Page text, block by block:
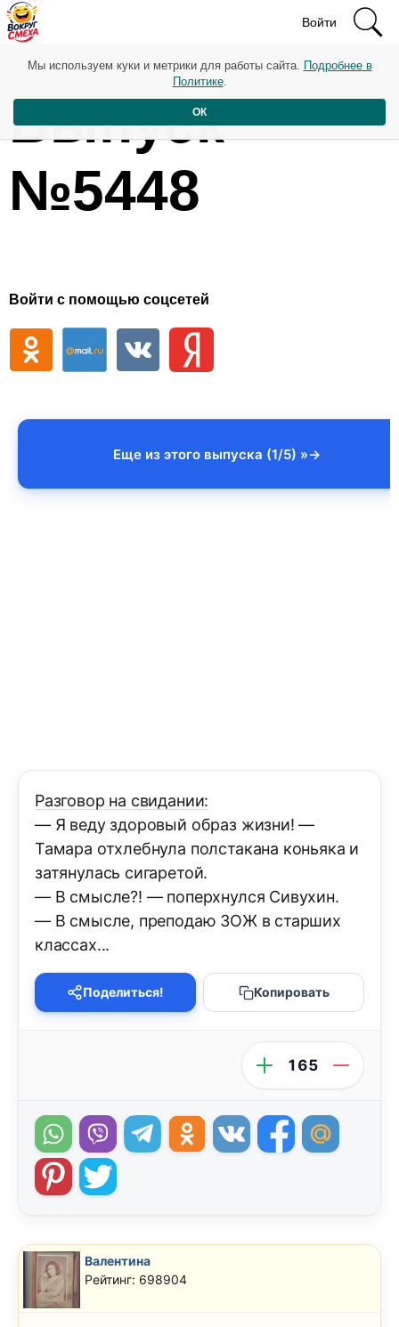
Войти
Выпуск
№5448
Войти с помощью соцсетей
Еще из этого выпуска (1/5) »
Разговор на свидании:
— Я веду здоровый образ жизни! —
Тамара отхлебнула полстакана коньяка и
затянулась сигаретой.
— В смысле?! — поперхнулся Сивухин.
— В смысле, преподаю ЗОЖ в старших
классах...
Поделиться! Копировать
165
Валентина
Рейтинг: 698904
Мы используем куки и метрики для работы сайта. Подробнее в
Политике.
ОК